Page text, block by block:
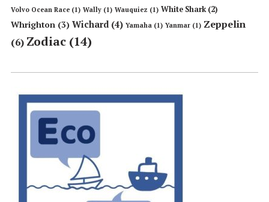
Volvo Ocean Race (1) Wally (1) Wauquiez (1) White Shark(2)
Whrighton (3) Wichard (4) Yamaha (1) Yanmar (1) Zeppelin
(6) Zodiac (14)